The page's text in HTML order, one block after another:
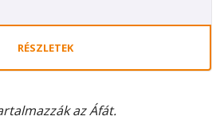
RÉSZLETEK
az Áfát.